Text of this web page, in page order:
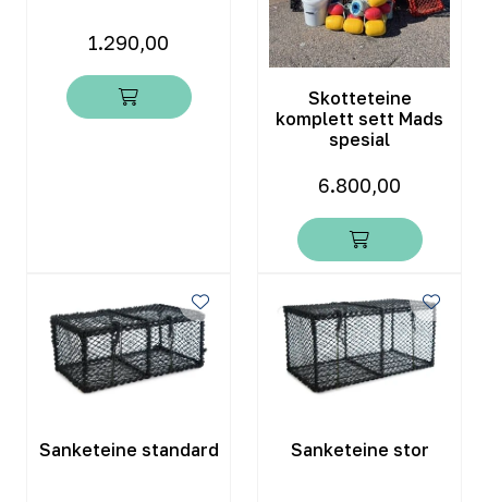
1.290,00
Skotteteine
komplett sett Mads
spesial
6.800,00
Sanketeine standard Sanketeine stor